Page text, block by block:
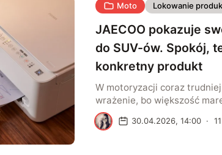
rozrywki. Zmienia się też
Moto Lokowanie
JAECOO pokazuje
do SUV-ów. Spokój,
konkretny produkt
W motoryzacji coraz
wrażenie, bo większość
do tego samego arsenału:
mocnych liczb, efektownych
M 30.04.2026, 14:00 · 11